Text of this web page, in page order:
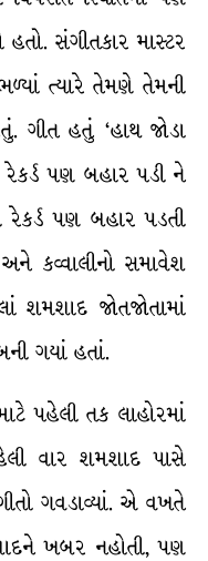
હતો. સંગીતકાર માસ્ટર
ત્યારે તેમણે તેમની
ગીત હતું ‘હાથ જોડા
પણ બહાર પડી ને
પણ બહાર પડતી
કવ્વાલીનો સમાવેશ
શમશાદ જોતજોતામાં
ગયાં હતાં.
પહેલી તક લાહોરમાં
વાર શમશાદ પાસે
ગવડાવ્યાં. એ વખતે
ખબર નહોતી, પણ